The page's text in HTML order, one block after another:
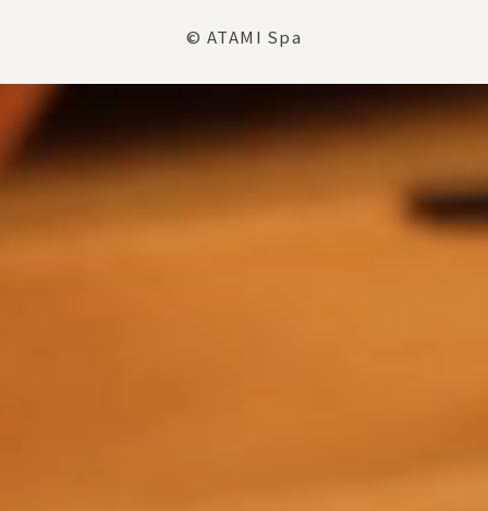
© ATAMI Spa